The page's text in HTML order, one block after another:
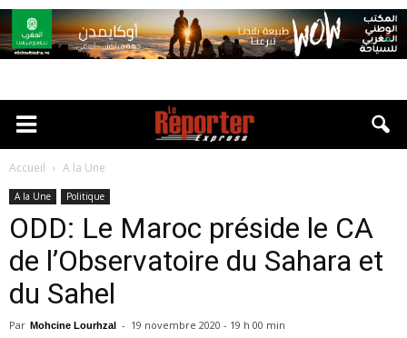
Accueil A la Une
A la Une Politique
ODD: Le Maroc préside le CA
de l’Observatoire du Sahara et
du Sahel
Par Mohcine Lourhzal - 19 novembre 2020 - 19 h 00 min